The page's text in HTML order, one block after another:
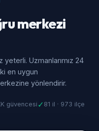
merkezi
yeterli. Uzmanlarımız 24
en uygun
yönlendirir.
güvencesi ✓ 81 il · 973 ilçe